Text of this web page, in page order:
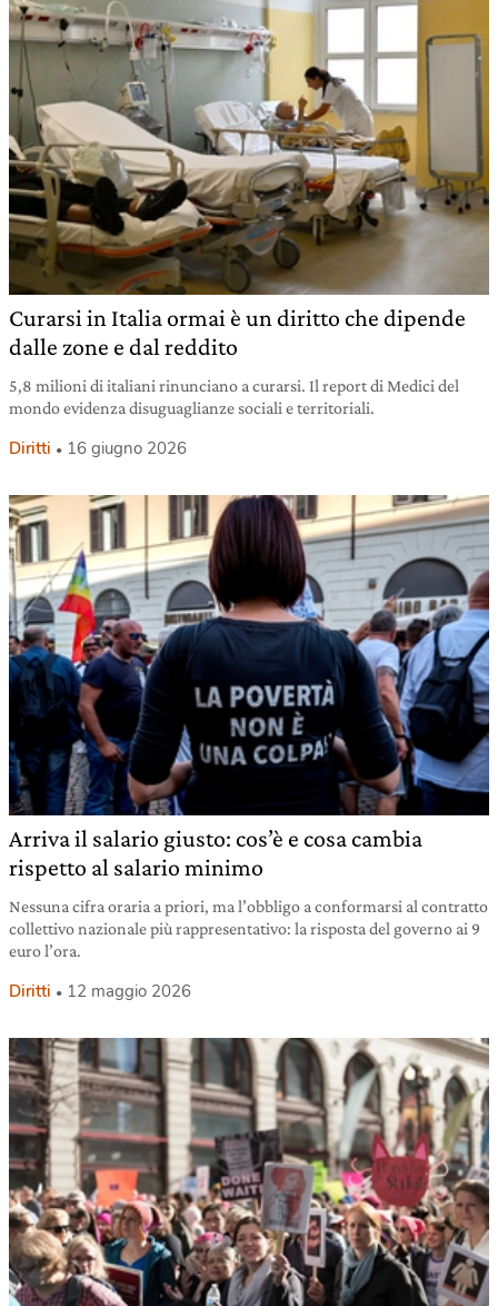
Curarsi in Italia ormai è un diritto che dipende
dalle zone e dal reddito
5,8 milioni di italiani rinunciano a curarsi. Il report di Medici del
mondo evidenza disuguaglianze sociali e territoriali.
Diritti 16 giugno 2026
Arriva il salario giusto: cos’è e cosa cambia
rispetto al salario minimo
Nessuna cifra oraria a priori, ma l’obbligo a conformarsi al contratto
collettivo nazionale più rappresentativo: la risposta del governo ai 9
euro l’ora.
Diritti 12 maggio 2026